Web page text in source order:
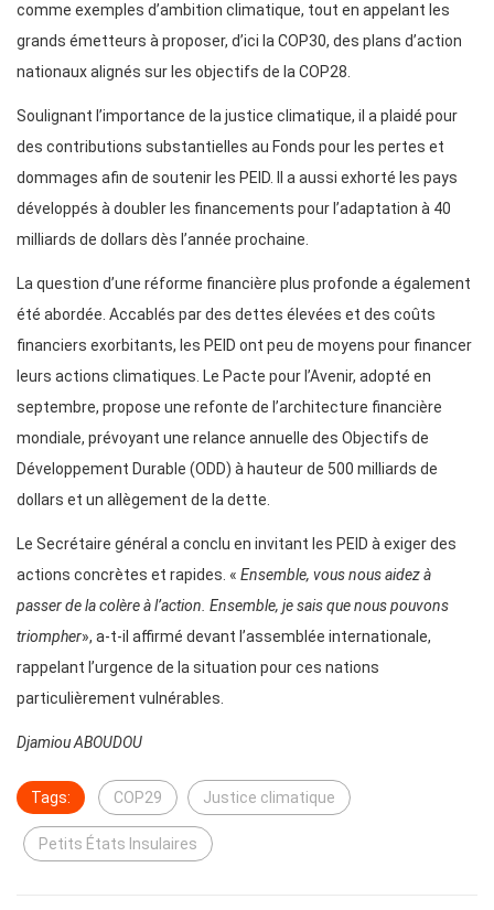
comme exemples d’ambition climatique, tout en appelant les
grands émetteurs à proposer, d’ici la COP30, des plans d’action
nationaux alignés sur les objectifs de la COP28.
Soulignant l’importance de la justice climatique, il a plaidé pour
des contributions substantielles au Fonds pour les pertes et
dommages afin de soutenir les PEID. Il a aussi exhorté les pays
développés à doubler les financements pour l’adaptation à 40
milliards de dollars dès l’année prochaine.
La question d’une réforme financière plus profonde a également
été abordée. Accablés par des dettes élevées et des coûts
financiers exorbitants, les PEID ont peu de moyens pour financer
leurs actions climatiques. Le Pacte pour l’Avenir, adopté en
septembre, propose une refonte de l’architecture financière
mondiale, prévoyant une relance annuelle des Objectifs de
Développement Durable (ODD) à hauteur de 500 milliards de
dollars et un allègement de la dette.
Le Secrétaire général a conclu en invitant les PEID à exiger des
actions concrètes et rapides. « Ensemble, vous nous aidez à
passer de la colère à l’action. Ensemble, je sais que nous pouvons
triompher», a-t-il affirmé devant l’assemblée internationale,
rappelant l’urgence de la situation pour ces nations
particulièrement vulnérables.
Djamiou ABOUDOU
Tags: COP29 Justice climatique
Petits États Insulaires